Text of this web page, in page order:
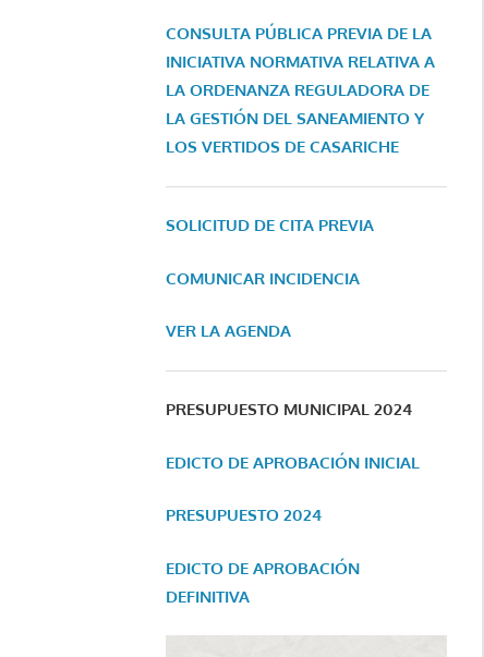
CONSULTA PÚBLICA PREVIA DE LA
INICIATIVA NORMATIVA RELATIVA A
LA ORDENANZA REGULADORA DE
LA GESTIÓN DEL SANEAMIENTO Y
LOS VERTIDOS DE CASARICHE
SOLICITUD DE CITA PREVIA
COMUNICAR INCIDENCIA
VER LA AGENDA
PRESUPUESTO MUNICIPAL 2024
EDICTO DE APROBACIÓN INICIAL
PRESUPUESTO 2024
EDICTO DE APROBACIÓN
DEFINITIVA